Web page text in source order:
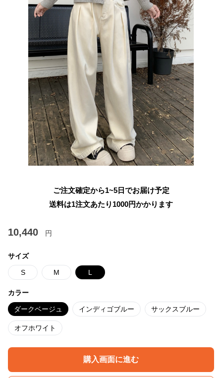
ご注文確定から1~5日でお届け予定
送料は1注文あたり 1000円かかります
10,440 円
サイズ
S M L
カラー
ダークベージュ インディゴブルー サックスブルー
オフホワイト
購入画面に進む